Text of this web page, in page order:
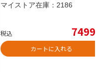
マイストア在庫： 2186
税込 7499
カートに入れる